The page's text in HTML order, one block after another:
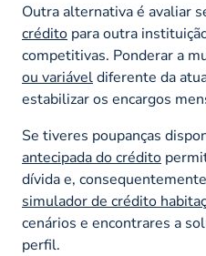
Outra alternativa é avaliar
crédito para outra
competitivas. Ponderar a
ou variáveldiferente da
estabilizar os encargos
Se tiveres poupanças
antecipada do crédito
dívida e,
simulador de crédito
cenários e encontrares a
perfil.